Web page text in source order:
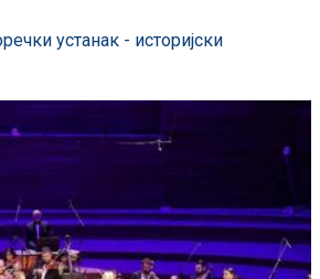
устанак - историјски